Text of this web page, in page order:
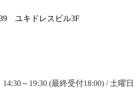
ユキドレスビル3F
～19:30 (最終受付18:00) / 土曜日